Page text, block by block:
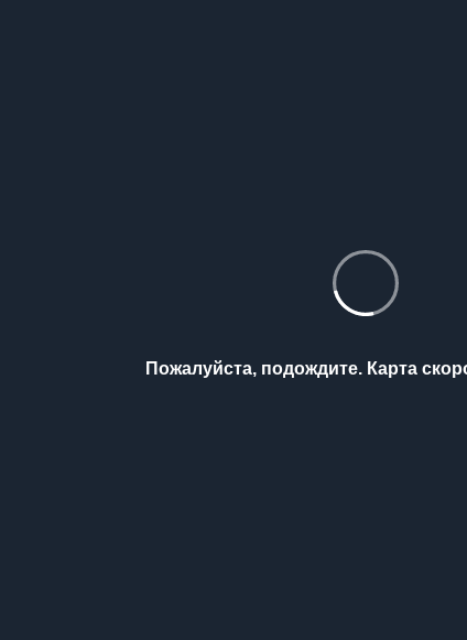
Пожалуйста, подождите. Карта